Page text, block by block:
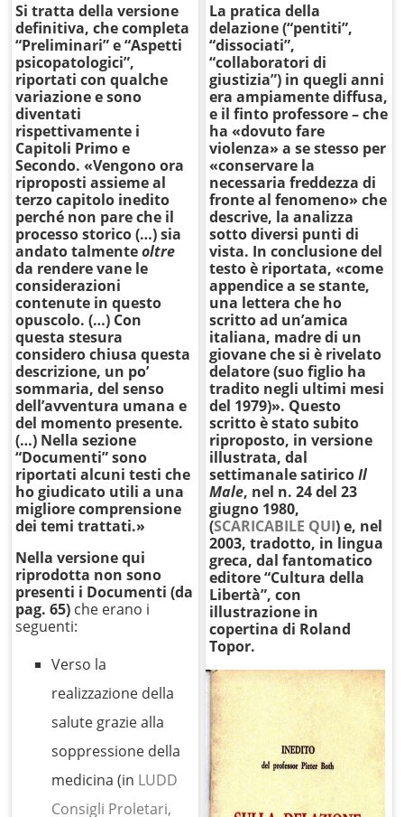
Si tratta della versione
definitiva, che completa
“Preliminari” e “Aspetti
psicopatologici”,
riportati con qualche
variazione e sono
diventati
rispettivamente i
Capitoli Primo e
Secondo. «Vengono ora
riproposti assieme al
terzo capitolo inedito
perché non pare che il
processo storico (…) sia
andato talmenteoltre
da rendere vane le
considerazioni
contenute in questo
opuscolo. (…) Con
questa stesura
considero chiusa questa
descrizione, un po’
sommaria, del senso
dell’avventura umana e
del momento presente.
(…) Nella sezione
“Documenti” sono
riportati alcuni testi che
ho giudicato utili a una
migliore comprensione
dei temi trattati.»
Nella versione qui
riprodotta non sono
presenti i Documenti (da
pag. 65) che erano i
seguenti:
Verso la
realizzazione della
salute grazie alla
soppressione della
medicina (in LUDD
Consigli Proletari,
La pratica della
delazione (“pentiti”,
“dissociati”,
“collaboratori di
giustizia”) in quegli anni
era ampiamente diffusa,
e il finto professore – che
ha «dovuto fare
violenza» a se stesso per
«conservare la
necessaria freddezza di
fronte al fenomeno» che
descrive, la analizza
sotto diversi punti di
vista. In conclusione del
testo è riportata, «come
appendice a se stante,
una lettera che ho
scritto ad un’amica
italiana, madre di un
giovane che si è rivelato
delatore (suo figlio ha
tradito negli ultimi mesi
del 1979)». Questo
scritto è stato subito
riproposto, in versione
illustrata, dal
settimanale satiricoIl
Male, nel n. 24 del 23
giugno 1980,
(SCARICABILE QUI) e, nel
2003, tradotto, in lingua
greca, dal fantomatico
editore “Cultura della
Libertà”, con
illustrazione in
copertina di Roland
Topor.